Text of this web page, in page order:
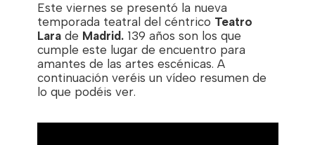
Este viernes se presentó la nueva
temporada teatral del céntrico Teatro
Larade Madrid. 139 años son los que
cumple este lugar de encuentro para
amantes de las artes escénicas. A
continuación veréis un vídeo resumen de
lo que podéis ver.